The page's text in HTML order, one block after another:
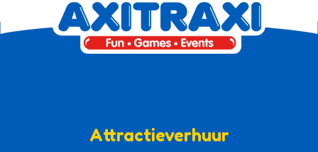
Attractieverhuur